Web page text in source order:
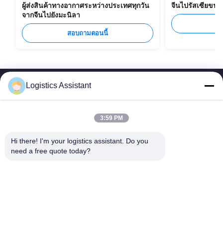
ผู้ส่งสินค้าทางอากาศระหว่างประเทศทุกวัน
จากจีนไปยังมะนิลา
สอบถามตอนนี้
จีนไปรัสเซียขนส่
Logistics Assistant
3:59 PM
Hi there! I'm your logistics assistant. Do you
need a free quote today?